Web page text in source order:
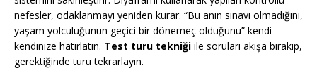
nefesler, odaklanmayı yeniden kurar. “Bu anın sınavı olmadığını,
yaşam yolculuğunun geçici bir dönemeç olduğunu” kendi
kendinize hatırlatın. Test turu tekniği ile soruları akışa bırakıp,
gerektiğinde turu tekrarlayın.